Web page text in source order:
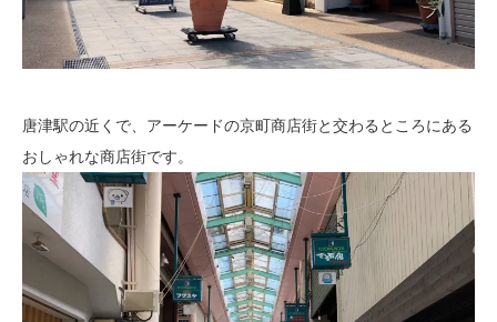
唐津駅の近くで、アーケードの京町商店街と交わるところにある
おしゃれな商店街です。